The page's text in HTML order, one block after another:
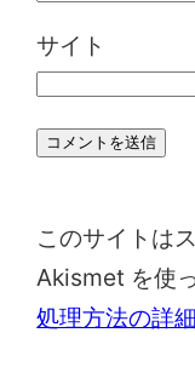
サイト
このサイトは
Akismet を使
処理方法の詳